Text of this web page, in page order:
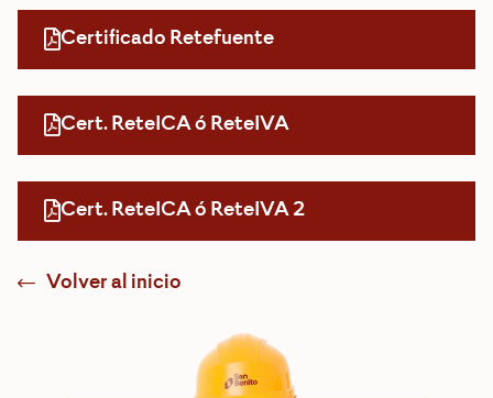
Certificado Retefuente
Cert. ReteICA ó ReteIVA
Cert. ReteICA ó ReteIVA 2
Volver al inicio